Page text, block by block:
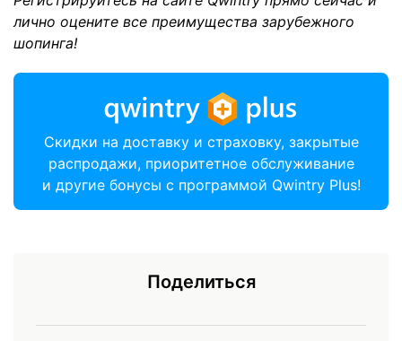
лично оцените все преимущества зарубежного
шопинга!
Скидки на доставку и страховку, закрытые
распродажи, приоритетное обслуживание
и другие бонусы с программой Qwintry Plus!
Поделиться